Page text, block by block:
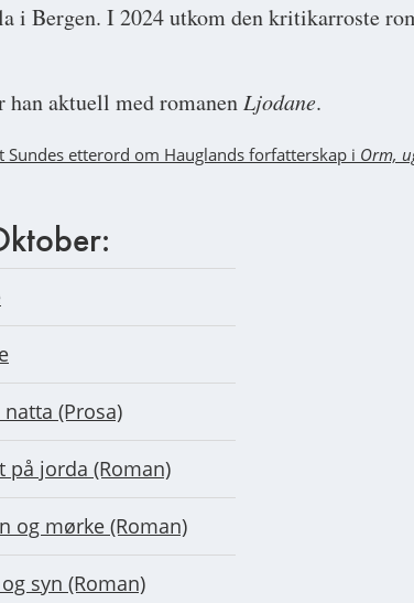
i Bergen. I 2024 utkom den kritikarroste
han aktuell med romanen Ljodane.
Sundes etterord om Hauglands forfatterskap i Orm,
(Prosa)
på jorda (Roman)
og mørke (Roman)
syn (Roman)